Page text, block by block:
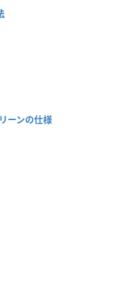
ーンの仕様